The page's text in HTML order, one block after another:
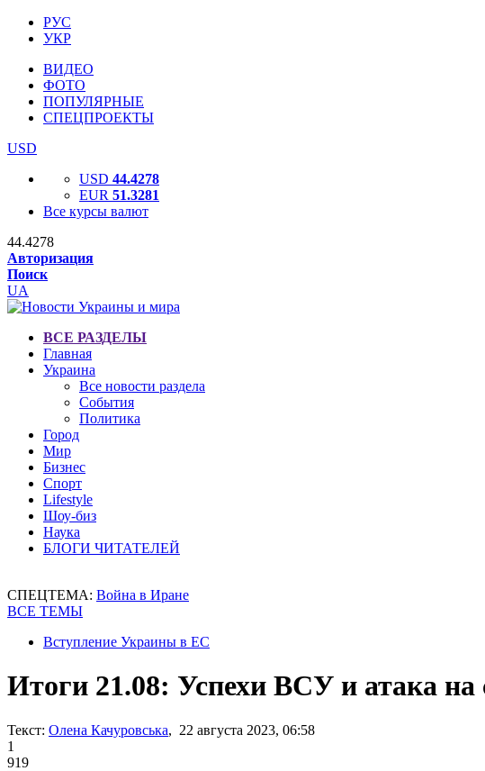
РУС
УКР
ВИДЕО
ФОТО
ПОПУЛЯРНЫЕ
СПЕЦПРОЕКТЫ
USD
USD 44.4278
EUR 51.3281
Все курсы валют
44.4278
Авторизация
Поиск
UA
ВСЕ РАЗДЕЛЫ
Главная
Украина
Все новости раздела
События
Политика
Город
Мир
Бизнес
Спорт
Lifestyle
Шоу-биз
Наука
БЛОГИ ЧИТАТЕЛЕЙ
СПЕЦТЕМА: Война в Иране
ВСЕ ТЕМЫ
Вступление Украины в ЕС
Итоги 21.08: Успехи ВСУ и атака
Текст: Олена Качуровська, 22 августа 2023, 06:58
1
919